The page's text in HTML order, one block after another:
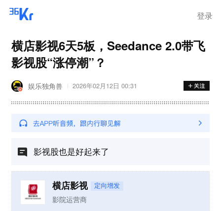
登录
横店影视6天5板，Seedance 2.0带飞
影视股“涨停潮”？
娱乐独角兽 2026年02月12日 00:31
影视股也是好起来了
横店影视 定向增发
影院运营商